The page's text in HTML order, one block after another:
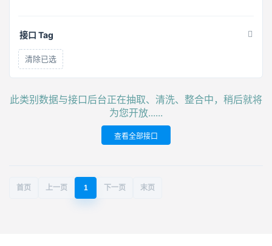
接口 Tag
清除已选
此类别数据与接口后台正在抽取、清洗、整合中，稍后就将
为您开放......
查看全部接口
首页 上一页 1 下一页 末页